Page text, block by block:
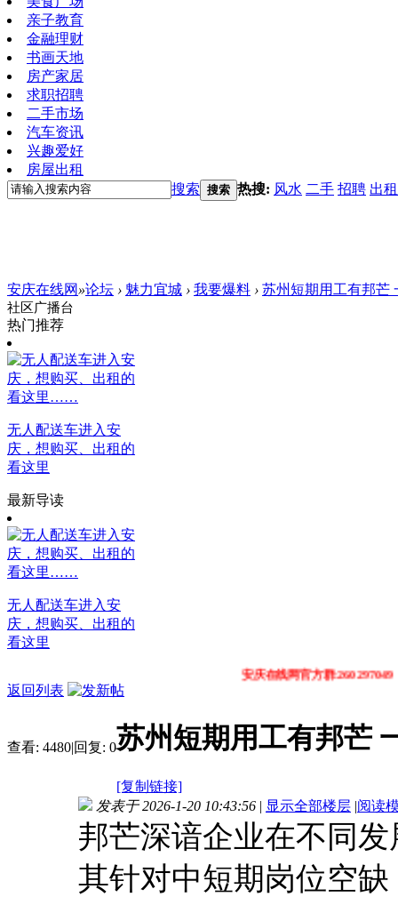
亲子教育
金融理财
书画天地
房产家居
求职招聘
二手市场
汽车资讯
兴趣爱好
房屋出租
搜索 搜索 热搜: 风水 二手 招聘 出租
安庆在线网 »论坛 › 魅力宜城 › 我要爆料 › 苏州短期用工有邦芒
社区广播台
热门推荐
无人配送车进入安
庆，想购买、出租的
看这里
最新导读
无人配送车进入安
庆，想购买、出租的
看这里
安庆在线网官方群:260297049
返回列表
查看: 4480|回复: 0苏州短期用工有邦芒
[复制链接]
发表于 2026-1-20 10:43:56 | 显示全部楼层 |阅读
邦芒深谙企业在不同
其针对中短期岗位空